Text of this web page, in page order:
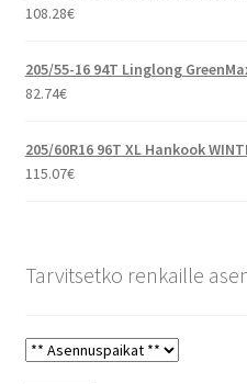
108.28€
205/55-16 94T Linglong
82.74€
205/60R16 96T XL Hankook
115.07€
Tarvitsetko renkaille